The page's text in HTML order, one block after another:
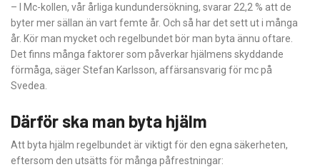
– I Mc-kollen, vår årliga kundundersökning, svarar 22,2 % att de
byter mer sällan än vart femte år. Och så har det sett ut i många
år. Kör man mycket och regelbundet bör man byta ännu oftare.
Det finns många faktorer som påverkar hjälmens skyddande
förmåga, säger Stefan Karlsson, affärsansvarig för mc på
Svedea.
Därför ska man byta hjälm
Att byta hjälm regelbundet är viktigt för den egna säkerheten,
eftersom den utsätts för många påfrestningar: